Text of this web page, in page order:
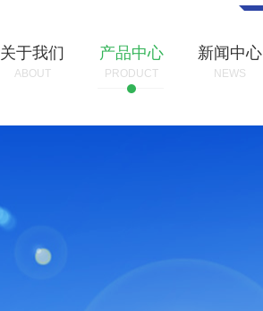
关于我们
ABOUT
产品中心
PRODUCT
新闻中心
NEWS